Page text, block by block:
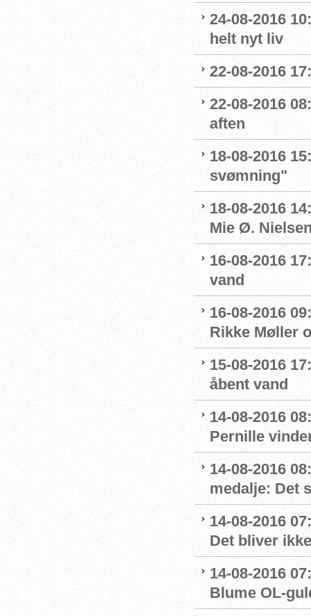
24-08-2016
helt nyt liv
22-08-2016
22-08-2016
aften
18-08-2016
svømning"
18-08-2016
Mie Ø.
16-08-2016
vand
16-08-2016
Rikke Møller
15-08-2016
åbent vand
14-08-2016
Pernille
14-08-2016
medalje: Det
14-08-2016
Det bliver
14-08-2016
Blume OL-